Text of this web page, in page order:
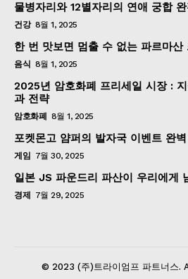
물병자리와 12별자리의 연애 궁합
건강 8월 1, 2025
한 번 맛보면 멈출 수 없는 파르마산
음식 8월 1, 2025
2025년 암호화폐 프리세일 시장 :
과 전략
암호화폐 8월 1, 2025
포켓몬고 얌퍼의 발자국 이벤트 완
게임 7월 30, 2025
일본 JS 파운드리 파산이 우리에게
경제 7월 29, 2025
© 2023 (주)트라이엄프 파트너스.